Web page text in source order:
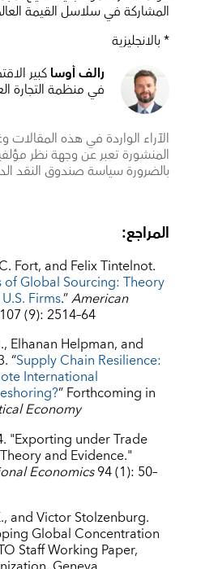
المشاركة في سلاسل القيمة
* بالانجليزية
رالف أوساكبير
في منظمة التجارة
الآراء الواردة في هذه المقالات
المنشورة تعبر عن وجهة نظر
بالضرورة سياسة صندوق النقد
المراجع:
Fort, and Felix Tintelnot.
of Global Sourcing: Theory
Firms.”American
(9): 2514–64.
Elhanan Helpman, and
“Supply Chain Resilience:
International
” Forthcoming in
Economy.
"Exporting under Trade
and Evidence."
Economics94 (1): 50–
and Victor Stolzenburg.
Global Concentration
Staff Working Paper,